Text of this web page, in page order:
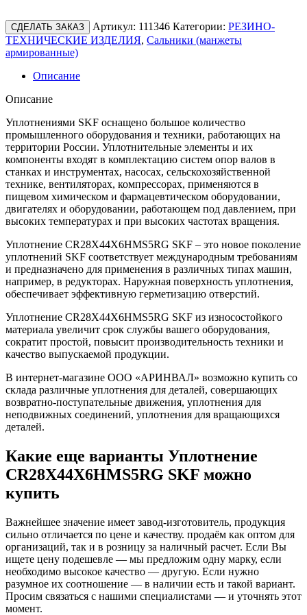
СДЕЛАТЬ ЗАКАЗ Артикул: 111346 Категории: РЕЗИНО-
ТЕХНИЧЕСКИЕ ИЗДЕЛИЯ, Сальники (манжеты
армированные)
Описание
Описание
Уплотнениями SKF оснащено большое количество
промышленного оборудования и техники, работающих на
территории России. Уплотнительные элементы и их
компоненты входят в комплектацию систем опор валов в
станках и инструментах, насосах, сельскохозяйственной
технике, вентиляторах, компрессорах, применяются в
пищевом химическом и фармацевтическом оборудовании,
двигателях и оборудовании, работающем под давлением, при
высоких температурах и при высоких частотах вращения.
Уплотнение CR28X44X6HMS5RG SKF – это новое поколение
уплотнений SKF соответствует международным требованиям
и предназначено для применения в различных типах машин,
например, в редукторах. Наружная поверхность уплотнения,
обеспечивает эффективную герметизацию отверстий.
Уплотнение CR28X44X6HMS5RG SKF из износостойкого
материала увеличит срок службы вашего оборудования,
сократит простой, повысит производительность техники и
качество выпускаемой продукции.
В интернет-магазине ООО «АРИНВАЛ» возможно купить со
склада различные уплотнения для деталей, совершающих
возвратно-поступательные движения, уплотнения для
неподвижных соединений, уплотнения для вращающихся
деталей.
Какие еще варианты Уплотнение
CR28X44X6HMS5RG SKF можно
купить
Важнейшее значение имеет завод-изготовитель, продукция
сильно отличается по цене и качеству. продаём как оптом для
организаций, так и в розницу за наличный расчет. Если Вы
ищете цену подешевле — мы предложим одну марку, если
необходимо высокое качество — другую. Если нужно
разумное их соотношение — в наличии есть и такой вариант.
Просим связаться с нашими специалистами — и уточнять этот
момент.